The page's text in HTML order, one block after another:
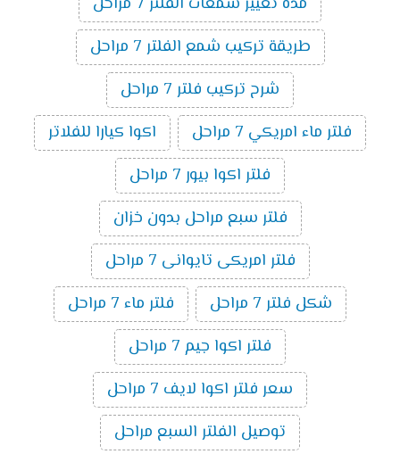
طريقة تركيب شمع الفلتر 7 مراحل
شرح تركيب فلتر 7 مراحل
فلتر ماء امريكي 7 مراحل
اكوا كيارا للفلاتر
فلتر اكوا بيور 7 مراحل
فلتر سبع مراحل بدون خزان
فلتر امريكى تايوانى 7 مراحل
شكل فلتر 7 مراحل
فلتر ماء 7 مراحل
فلتر اكوا جيم 7 مراحل
سعر فلتر اكوا لايف 7 مراحل
توصيل الفلتر السبع مراحل